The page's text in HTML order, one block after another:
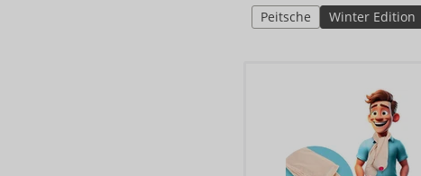
Peitsche Winter Edition